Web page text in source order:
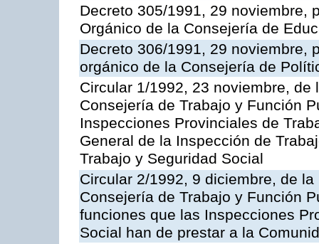
Decreto 305/1991, 29 noviembre,
Orgánico de la Consejería de
Decreto 306/1991, 29 noviembre,
orgánico de la Consejería de
Circular 1/1992, 23 noviembre,
Consejería de Trabajo y Función
Inspecciones Provinciales de
General de la Inspección de
Trabajo y Seguridad Social
Circular 2/1992, 9 diciembre, de
Consejería de Trabajo y Función
funciones que las Inspecciones
Social han de prestar a la